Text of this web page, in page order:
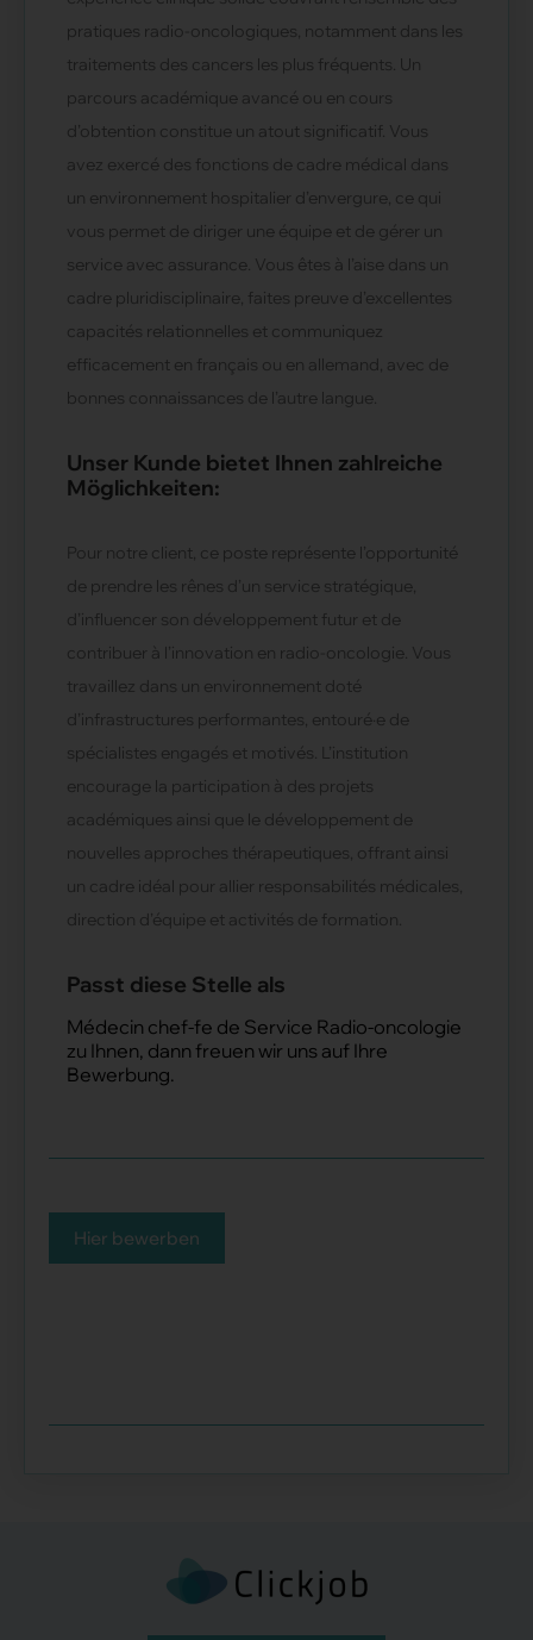
pratiques radio-oncologiques, notamment dans les
traitements des cancers les plus fréquents. Un
parcours académique avancé ou en cours
d’obtention constitue un atout significatif. Vous
avez exercé des fonctions de cadre médical dans
un environnement hospitalier d’envergure, ce qui
vous permet de diriger une équipe et de gérer un
service avec assurance. Vous êtes à l’aise dans un
cadre pluridisciplinaire, faites preuve d’excellentes
capacités relationnelles et communiquez
efficacement en français ou en allemand, avec de
bonnes connaissances de l’autre langue.
Unser Kunde bietet Ihnen zahlreiche
Möglichkeiten:
Pour notre client, ce poste représente l’opportunité
de prendre les rênes d’un service stratégique,
d’influencer son développement futur et de
contribuer à l’innovation en radio-oncologie. Vous
travaillez dans un environnement doté
d’infrastructures performantes, entouré·e de
spécialistes engagés et motivés. L’institution
encourage la participation à des projets
académiques ainsi que le développement de
nouvelles approches thérapeutiques, offrant ainsi
un cadre idéal pour allier responsabilités médicales,
direction d’équipe et activités de formation.
Passt diese Stelle als
Médecin chef-fe de Service Radio-oncologie
zu Ihnen, dann freuen wir uns auf Ihre
Bewerbung.
Hier bewerben